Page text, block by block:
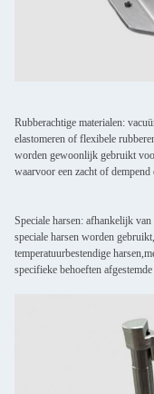
Rubberachtige materialen:
elastomeren of flexibele
worden gewoonlijk gebruikt
waarvoor een zacht of
Speciale harsen: afhankelijk
speciale harsen worden
temperatuurbestendige
specifieke behoeften